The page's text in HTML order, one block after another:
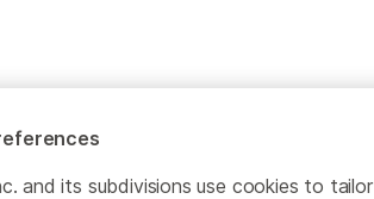
and its subdivisions use cookies to tailor